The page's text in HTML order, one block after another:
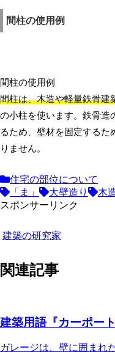
間柱の使用例
間柱の使用例
間柱は、木造や軽量鉄骨建
の小柱を使います。鉄骨造
るため、壁材を固定する
りません。
住宅の部位について
「ま」
大壁造り 木
スポンサーリンク
建築の研究家
関連記事
建築用語『カーポー
ガレージは、壁に囲まれ